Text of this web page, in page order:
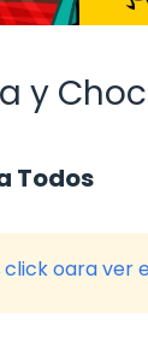
y
Todos
click oara ver